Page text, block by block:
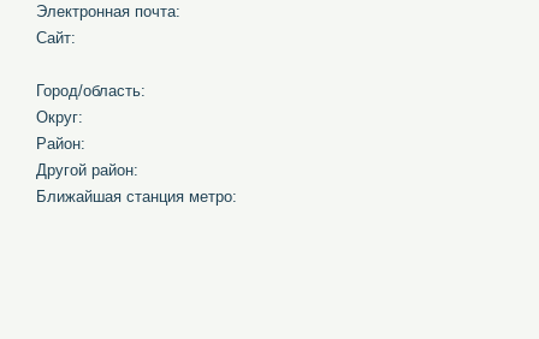
Электронная почта:
Сайт:
Город/область:
Округ:
Район:
Другой район:
Ближайшая станция метро: